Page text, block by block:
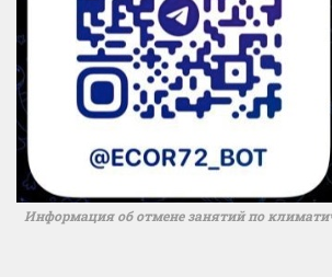
Информация об отмене занятий по